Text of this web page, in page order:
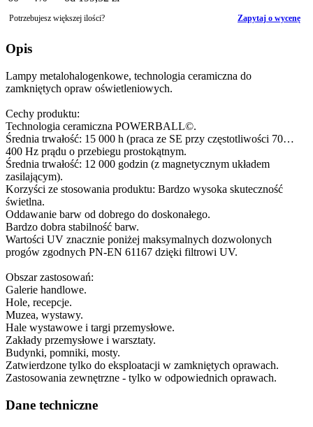
Potrzebujesz większej ilości? Zapytaj o wycenę
Opis
Lampy metalohalogenkowe, technologia ceramiczna do
zamkniętych opraw oświetleniowych.
Cechy produktu:
Technologia ceramiczna POWERBALL©.
Średnia trwałość: 15 000 h (praca ze SE przy częstotliwości 70…
400 Hz prądu o przebiegu prostokątnym.
Średnia trwałość: 12 000 godzin (z magnetycznym układem
zasilającym).
Korzyści ze stosowania produktu: Bardzo wysoka skuteczność
świetlna.
Oddawanie barw od dobrego do doskonałego.
Bardzo dobra stabilność barw.
Wartości UV znacznie poniżej maksymalnych dozwolonych
progów zgodnych PN-EN 61167 dzięki filtrowi UV.
Obszar zastosowań:
Galerie handlowe.
Hole, recepcje.
Muzea, wystawy.
Hale wystawowe i targi przemysłowe.
Zakłady przemysłowe i warsztaty.
Budynki, pomniki, mosty.
Zatwierdzone tylko do eksploatacji w zamkniętych oprawach.
Zastosowania zewnętrzne - tylko w odpowiednich oprawach.
Dane techniczne